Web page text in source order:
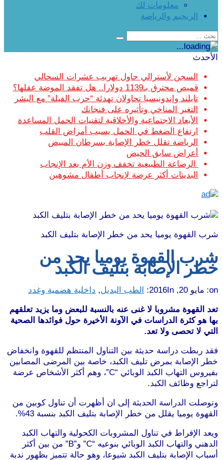
معلومات لك
الريجيم والرياضة
الأحدث
السجن لأسترالي حاول تهريب عشرات السحالي
قميص محترق بـ1139 دولارا.. هل تفقد الموضة عقلها؟
تايلند وإندونيسيا تحاولان تهدئة “حرب الفيلة” مع البشر
التغير المناخي وتأثيره على فنجانك
الأبعاد الاجتماعية والأخلاقية لتقنيات الحمل المساعدة
ارتفاع الضغط في الحمل يسبب أمراض القلب
الرياضة تقلل خطر الإصابة بسرطان المبيض
أعراض سابق الحيض
الرضاعة الطبيعية تخفف وزن الأم بعد الإنجاب
البدينات أكثر عرضة لإنجاب أطفال مشوهين
شرب القهوة يوميا يحد من خطر الإصابة بتليف الكبد
شرب القهوة يوميا يحد من
خطر الإصابة بتليف الكبد
on: مايو 20, 2016 In: الطب البديل, داخلية هضمية وغدد
تعد القهوة مشروبا لا غنى عنه بالنسبة للبعض وما يزيد تعلقهم
بها هو كثرة الدراسات في الآونة الأخيرة حول فوائدها الصحية
التي لا تحصى ولا تعد.
فقد ربطت دراسة حديثة بين التناول المنتظم للقهوة وانخفاض
خطر الإصابة بمرض تليف الكبد، خاصة بين المرضى المصابين
بفيروس التهاب الكبد الوبائي “C”، وهم أكثر الأشخاص عرضة
لتراجع وظائف الكبد.
وتوصلت الدراسة الحديثة إلى ان أظهرت أن تناول كوبين من
القهوة يوميا يقلل من خطر الإصابة بتليف الكبد بنسبة 43%.
ويعد الإفراط في تناول المشروبات الكحولية والتهاب الكبد
الدهني والتهاب الكبد الوبائي بنوعيه “C” و”B” من بين أكثر
أسباب الإصابة بتليف الكبد شيوعا، وهو حالة تتميز بظهور ندبة